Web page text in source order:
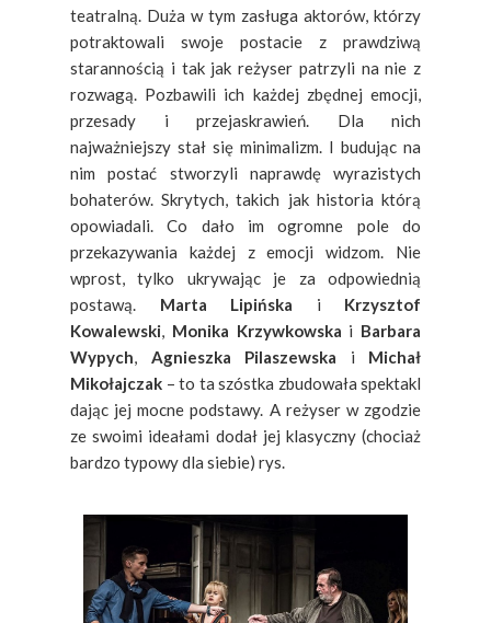
teatralną. Duża w tym zasługa aktorów, którzy
potraktowali swoje postacie z prawdziwą
starannością i tak jak reżyser patrzyli na nie z
rozwagą. Pozbawili ich każdej zbędnej emocji,
przesady i przejaskrawień. Dla nich
najważniejszy stał się minimalizm. I budując na
nim postać stworzyli naprawdę wyrazistych
bohaterów. Skrytych, takich jak historia którą
opowiadali. Co dało im ogromne pole do
przekazywania każdej z emocji widzom. Nie
wprost, tylko ukrywając je za odpowiednią
postawą. Marta Lipińska i Krzysztof
Kowalewski, Monika Krzywkowska i Barbara
Wypych, Agnieszka Pilaszewska i Michał
Mikołajczak – to ta szóstka zbudowała spektakl
dając jej mocne podstawy. A reżyser w zgodzie
ze swoimi ideałami dodał jej klasyczny (chociaż
bardzo typowy dla siebie) rys.